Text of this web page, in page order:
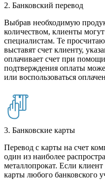
2. Банковский перевод
Выбрав необходимую
количеством, клиенты
специалистам. Те
выставят счет клиенту,
оплачивает счет при
подтверждения оплаты
или воспользоваться
3. Банковские карты
Перевод с карты на счет
один из наиболее
металлопрокат. Если клиент
карты любого банковского